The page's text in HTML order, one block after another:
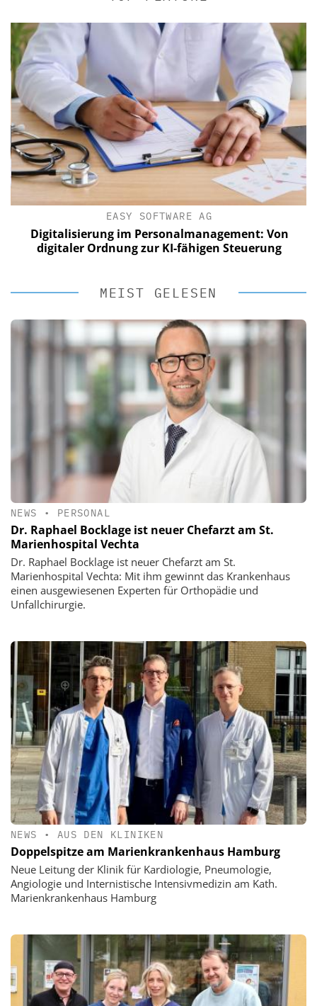
EASY SOFTWARE AG
Digitalisierung im Personalmanagement: Von
digitaler Ordnung zur KI-fähigen Steuerung
MEIST GELESEN
NEWS • PERSONAL
Dr. Raphael Bocklage ist neuer Chefarzt am St.
Marienhospital Vechta
Dr. Raphael Bocklage ist neuer Chefarzt am St.
Marienhospital Vechta: Mit ihm gewinnt das Krankenhaus
einen ausgewiesenen Experten für Orthopädie und
Unfallchirurgie.
NEWS • AUS DEN KLINIKEN
Doppelspitze am Marienkrankenhaus Hamburg
Neue Leitung der Klinik für Kardiologie, Pneumologie,
Angiologie und Internistische Intensivmedizin am Kath.
Marienkrankenhaus Hamburg